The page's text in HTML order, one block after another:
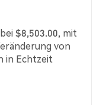
$8,503.00, mit
von
in Echtzeit